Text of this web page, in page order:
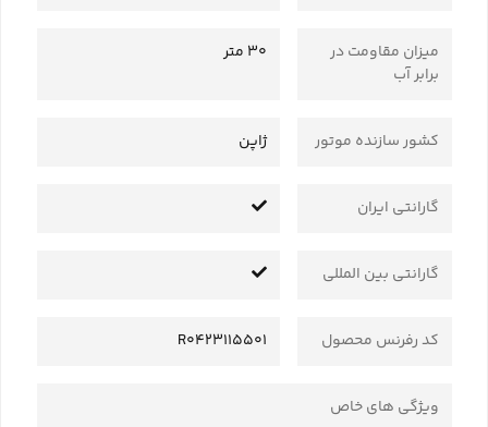
میزان مقاومت در
برابر آب
30 متر
کشور سازنده موتور ژاپن
گارانتی ایران
گارانتی بین المللی
کد رفرنس محصول R0423115501
ویژگی های خاص